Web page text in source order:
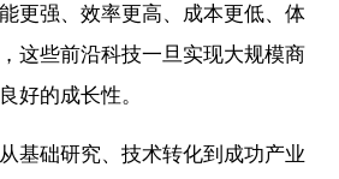
更强、效率更高、成本更低、体
这些前沿科技一旦实现大规模商
好的成长性。
基础研究、技术转化到成功产业